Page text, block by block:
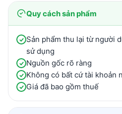
Quy cách sản phẩm
Sản phẩm thu lại từ người
sử dụng
Nguồn gốc rõ ràng
Không có bất cứ tài khoản
Giá đã bao gồm thuế